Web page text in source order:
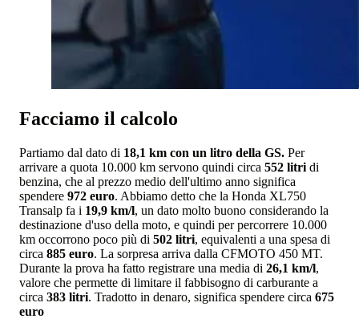
Facciamo il calcolo
Partiamo dal dato di 18,1 km con un litro della GS. Per
arrivare a quota 10.000 km servono quindi circa 552 litri di
benzina, che al prezzo medio dell'ultimo anno significa
spendere 972 euro. Abbiamo detto che la Honda XL750
Transalp fa i 19,9 km/l, un dato molto buono considerando la
destinazione d'uso della moto, e quindi per percorrere 10.000
km occorrono poco più di 502 litri, equivalenti a una spesa di
circa 885 euro. La sorpresa arriva dalla CFMOTO 450 MT.
Durante la prova ha fatto registrare una media di 26,1 km/l,
valore che permette di limitare il fabbisogno di carburante a
circa 383 litri. Tradotto in denaro, significa spendere circa 675
euro